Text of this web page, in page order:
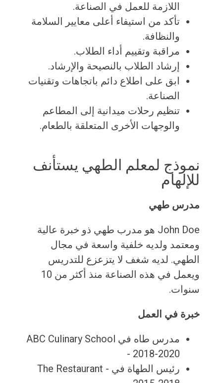
اللازمة للعمل في الصناعة.
تأكد من استيفاء أعلى معايير السلامة
والنظافة.
مراقبة وتقييم أداء الطلاب.
إرشاد الطلاب بالنصيحة والإرشاد.
ابق على اطلاع دائم باتجاهات وتقنيات
الصناعة.
تنظيم رحلات ميدانية إلى المطاعم
والوجهات الأخرى المتعلقة بالطعام.
نموذج لمعلم الطهي يستأنف
للإلهام
مدرس طهي
John Doe هو مدرب طهي ذو خبرة عالية
ومعتمد ولديه خلفية واسعة في مجال
الطهي. لديه شغف لا يتزعزع للتدريس
ويعمل في هذه الصناعة منذ أكثر من 10
سنوات.
خبرة في العمل
مدرس طاه في ABC Culinary School
- 2018-2020
رئيس الطهاة في The Restaurant -